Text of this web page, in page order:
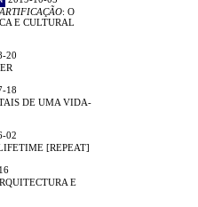
: O
E CULTURAL
20
18
DE UMA VIDA-
02
[REPEAT]
E